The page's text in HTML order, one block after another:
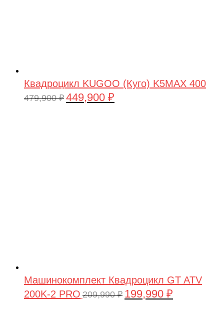
Квадроцикл KUGOO (Куго) K5MAX 400
479,900₽ Первоначальная
449,900 ₽
Машинокомплект Квадроцикл GT ATV
200K-2 PRO 209,990₽ Первоначальная
199,990 ₽